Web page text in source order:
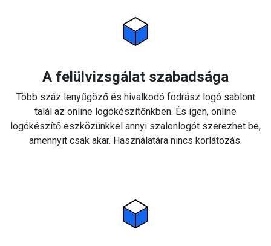
A felülvizsgálat szabadsága
Több száz lenyűgöző és hivalkodó fodrász logó sablont
talál az online logókészítőnkben. És igen, online
logókészítő eszközünkkel annyi szalonlogót szerezhet be,
amennyit csak akar. Használatára nincs korlátozás.